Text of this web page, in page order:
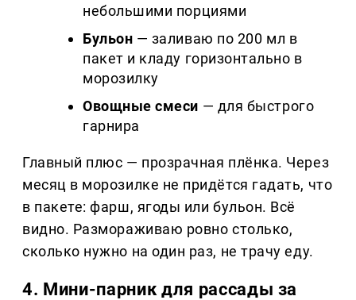
небольшими порциями
Бульон — заливаю по 200 мл в
пакет и кладу горизонтально в
морозилку
Овощные смеси — для быстрого
гарнира
Главный плюс — прозрачная плёнка. Через
месяц в морозилке не придётся гадать, что
в пакете: фарш, ягоды или бульон. Всё
видно. Размораживаю ровно столько,
сколько нужно на один раз, не трачу еду.
4. Мини-парник для рассады за